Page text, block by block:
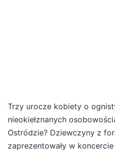
Trzy urocze kobiety o
nieokiełznanych
Ostródzie? Dziewczyny z
zaprezentowały w